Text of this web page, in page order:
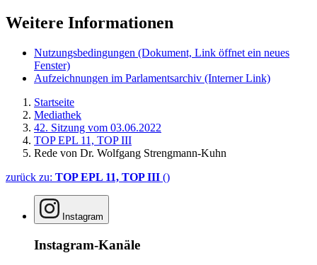
Weitere Informationen
Nutzungsbedingungen (Dokument, Link öffnet ein neues
Fenster)
Aufzeichnungen im Parlamentsarchiv (Interner Link)
Startseite
Mediathek
42. Sitzung vom 03.06.2022
TOP EPL 11, TOP III
Rede von Dr. Wolfgang Strengmann-Kuhn
zurück zu: TOP EPL 11, TOP III ()
Instagram
Instagram-Kanäle